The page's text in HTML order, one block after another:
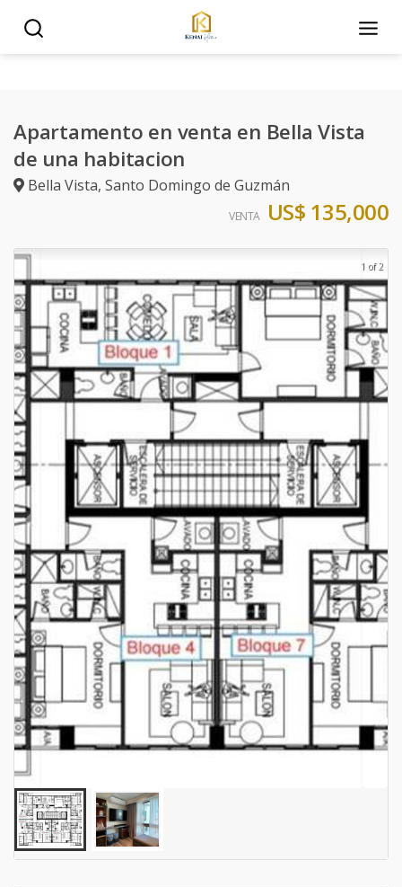
Apartamento en venta en Bella Vista
de una habitacion
Bella Vista, Santo Domingo de Guzmán
VENTA US$ 135,000
1 of 2